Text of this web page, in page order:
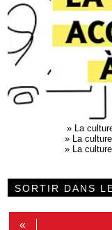
» La
» La
» La
SORTIR DANS
«